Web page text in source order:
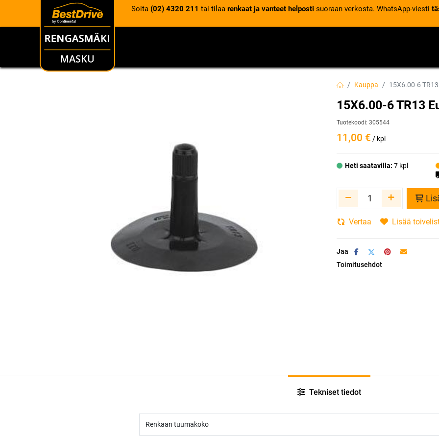
Soita (02) 4320 211 tai tilaa renkaat ja vanteet helposti suoraan verkosta. WhatsApp-viesti
RENKAAT
Kauppa 15X6.00-6
15X6.00-6 TR13
Tuotekoodi: 305544
11,00 € / kpl
Heti saatavilla: 7 kpl
Vertaa Lisää
Jaa
Toimitusehdot
Tekniset tiedot
Renkaan tuumakoko